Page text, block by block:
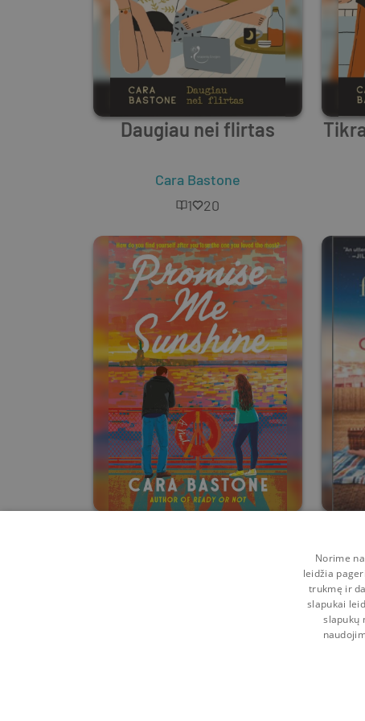
Daugiau nei flirtas
Cara Bastone
1
20
Norime
leidžia
trukmę ir
slapukai
slapukų